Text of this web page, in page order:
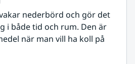
nederbörd och gör det
i både tid och rum. Den är
när man vill ha koll på